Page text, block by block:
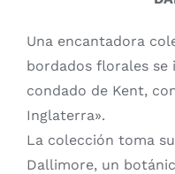
Una encantadora
bordados florales se
condado de Kent,
Inglaterra».
La colección toma
Dallimore, un